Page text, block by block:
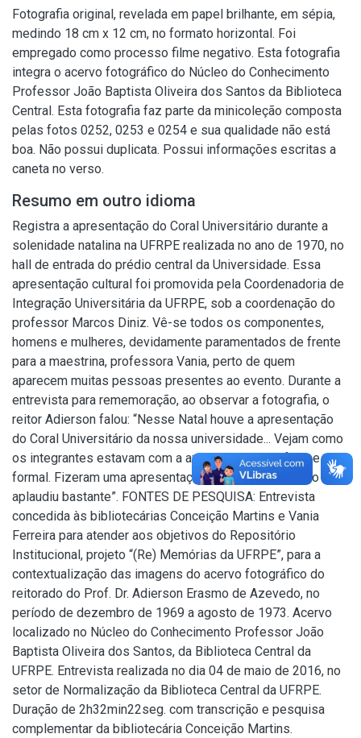
Fotografia original, revelada em papel brilhante, em sépia,
medindo 18 cm x 12 cm, no formato horizontal. Foi
empregado como processo filme negativo. Esta fotografia
integra o acervo fotográfico do Núcleo do Conhecimento
Professor João Baptista Oliveira dos Santos da Biblioteca
Central. Esta fotografia faz parte da minicoleção composta
pelas fotos 0252, 0253 e 0254 e sua qualidade não está
boa. Não possui duplicata. Possui informações escritas a
caneta no verso.
Resumo em outro idioma
Registra a apresentação do Coral Universitário durante a
solenidade natalina na UFRPE realizada no ano de 1970, no
hall de entrada do prédio central da Universidade. Essa
apresentação cultural foi promovida pela Coordenadoria de
Integração Universitária da UFRPE, sob a coordenação do
professor Marcos Diniz. Vê-se todos os componentes,
homens e mulheres, devidamente paramentados de frente
para a maestrina, professora Vania, perto de quem
aparecem muitas pessoas presentes ao evento. Durante a
entrevista para rememoração, ao observar a fotografia, o
reitor Adierson falou: “Nesse Natal houve a apresentação
do Coral Universitário da nossa universidade... Vejam como
os integrantes estavam com a apresentação perfeita e
formal. Fizeram uma apresentação perfeita e o público
aplaudiu bastante”. FONTES DE PESQUISA: Entrevista
concedida às bibliotecárias Conceição Martins e Vania
Ferreira para atender aos objetivos do Repositório
Institucional, projeto “(Re) Memórias da UFRPE”, para a
contextualização das imagens do acervo fotográfico do
reitorado do Prof. Dr. Adierson Erasmo de Azevedo, no
período de dezembro de 1969 a agosto de 1973. Acervo
localizado no Núcleo do Conhecimento Professor João
Baptista Oliveira dos Santos, da Biblioteca Central da
UFRPE. Entrevista realizada no dia 04 de maio de 2016, no
setor de Normalização da Biblioteca Central da UFRPE.
Duração de 2h32min22seg. com transcrição e pesquisa
complementar da bibliotecária Conceição Martins.